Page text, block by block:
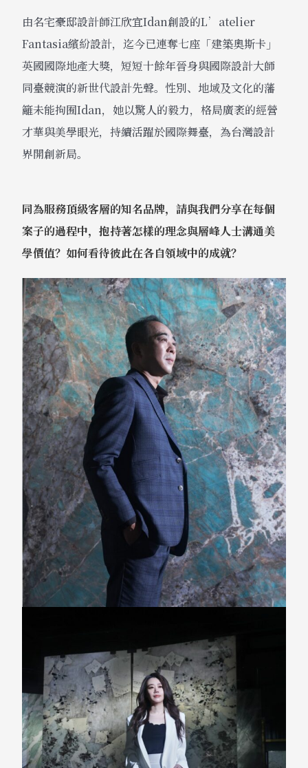
由名宅豪邸設計師江欣宜Idan創設的L’atelier
Fantasia繽紛設計，迄今已連奪七座「建築奧斯卡」
英國國際地產大獎，短短十餘年晉身與國際設計大師
同臺競演的新世代設計先聲。性別、地域及文化的藩
籬未能拘囿Idan，她以驚人的毅力，格局廣袤的經營
才華與美學眼光，持續活躍於國際舞臺，為台灣設計
界開創新局。
同為服務頂級客層的知名品牌，請與我們分享在每個
案子的過程中，抱持著怎樣的理念與層峰人士溝通美
學價值？如何看待彼此在各自領域中的成就？